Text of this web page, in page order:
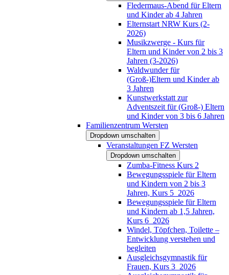
Fledermaus-Abend für Eltern
und Kinder ab 4 Jahren
Elternstart NRW Kurs (2-
2026)
Musikzwerge - Kurs für
Eltern und Kinder von 2 bis 3
Jahren (3-2026)
Waldwunder für
(Groß-)Eltern und Kinder ab
3 Jahren
Kunstwerkstatt zur
Adventszeit für (Groß-) Eltern
und Kinder von 3 bis 6 Jahren
Familienzentrum Wersten
Dropdown umschalten
Veranstaltungen FZ Wersten
Dropdown umschalten
Zumba-Fitness Kurs 2
Bewegungsspiele für Eltern
und Kindern von 2 bis 3
Jahren, Kurs 5_2026
Bewegungsspiele für Eltern
und Kindern ab 1,5 Jahren,
Kurs 6_2026
Windel, Töpfchen, Toilette –
Entwicklung verstehen und
begleiten
Ausgleichsgymnastik für
Frauen, Kurs 3_2026